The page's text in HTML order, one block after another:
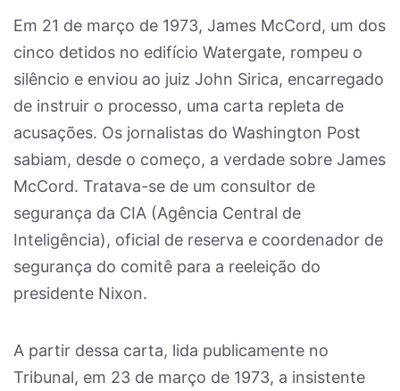
Em 21 de março de 1973, James McCord, um dos
cinco detidos no edifício Watergate, rompeu o
silêncio e enviou ao juiz John Sirica, encarregado
de instruir o processo, uma carta repleta de
acusações. Os jornalistas do Washington Post
sabiam, desde o começo, a verdade sobre James
McCord. Tratava-se de um consultor de
segurança da CIA (Agência Central de
Inteligência), oficial de reserva e coordenador de
segurança do comitê para a reeleição do
presidente Nixon.
A partir dessa carta, lida publicamente no
Tribunal, em 23 de março de 1973, a insistente